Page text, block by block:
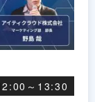
～13:30